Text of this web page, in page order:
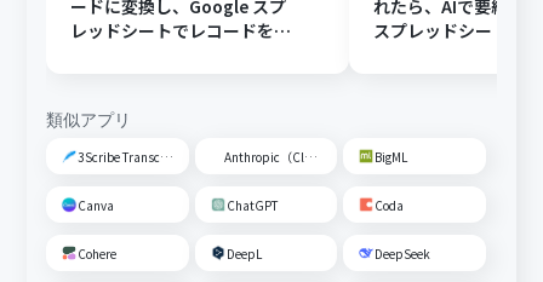
ードに変換し、Google スプ
レッドシートでレコードを追
れたら、AIで要約し
スプレッドシートの
類似アプリ
3Scribe Transcription Anthropic（Claude） BigML
Canva ChatGPT Coda
Cohere DeepL DeepSeek